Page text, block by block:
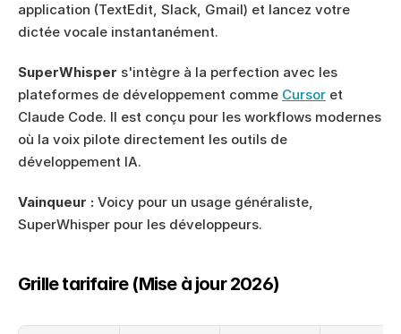
application (TextEdit, Slack, Gmail) et lancez votre
dictée vocale instantanément.
SuperWhisper s'intègre à la perfection avec les
plateformes de développement comme Cursor et
Claude Code. Il est conçu pour les workflows modernes
où la voix pilote directement les outils de
développement IA.
Vainqueur : Voicy pour un usage généraliste,
SuperWhisper pour les développeurs.
Grille tarifaire (Mise à jour 2026)